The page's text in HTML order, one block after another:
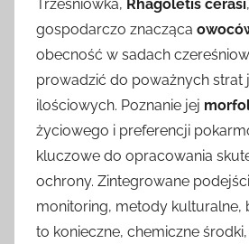
Trześniówka, Rhagoletis cerasi
gospodarczo znacząca
obecność w sadach
prowadzić do poważnych strat
ilościowych. Poznanie jej
życiowego i preferencji
kluczowe do opracowania
ochrony. Zintegrowane
monitoring, metody kulturalne,
to konieczne, chemiczne